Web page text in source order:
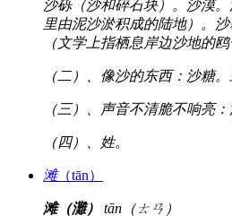
沙砾（沙和碎石块）。沙漠
里由泥沙淤积成的陆地）。
（文学上指栖息岸边沙地的鸥
（二）、像沙的东西：沙糖。
（三）、声音不清脆不响亮：
（四）、姓。
滩（tān）
滩（灘） tān（ㄊㄢ）